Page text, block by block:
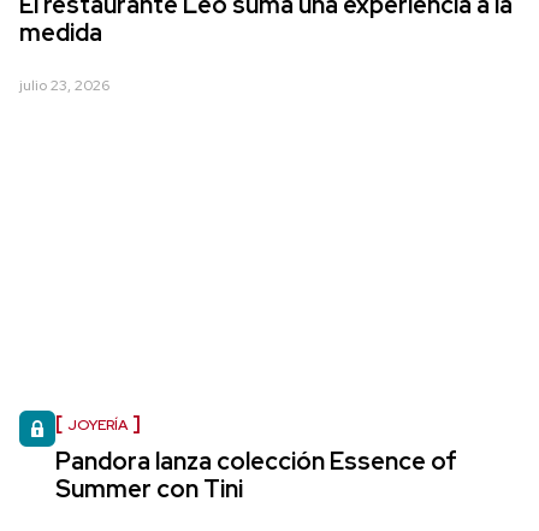
medida
julio 23, 2026
JOYERÍA
Pandora lanza colección Essence of
Summer con Tini